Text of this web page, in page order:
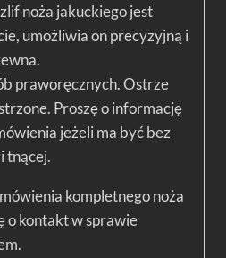
noża jakuckiego jest
umożliwia on precyzyjną i
praworęcznych. Ostrze
Proszę o informację
jeżeli ma być bez
tnącej.
kompletnego noża
o kontakt w sprawie